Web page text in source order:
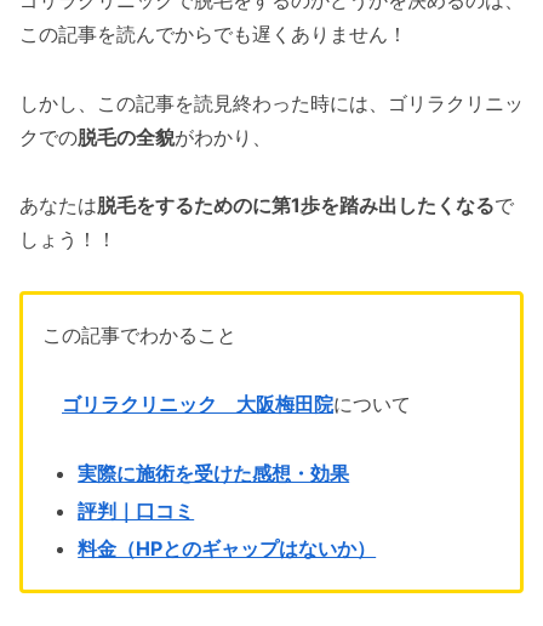
この記事を読んでからでも遅くありません！
しかし、この記事を読見終わった時には、ゴリラクリニッ
クでの脱毛の全貌がわかり、
あなたは脱毛をするためのに第1歩を踏み出したくなるで
しょう！！
この記事でわかること
ゴリラクリニック 大阪梅田院について
実際に施術を受けた感想・効果
評判｜口コミ
料金（HPとのギャップはないか）